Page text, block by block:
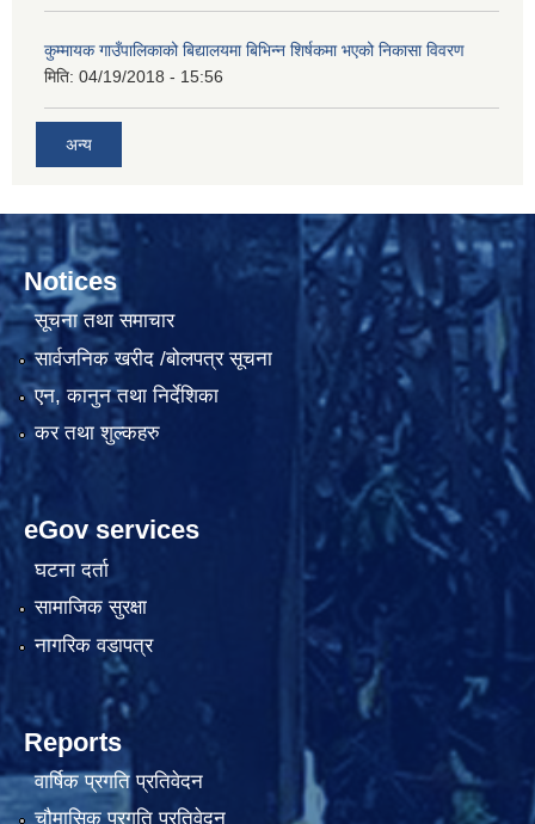
कुम्मायक गाउँपालिकाको बिद्यालयमा बिभिन्न शिर्षकमा भएको निकासा विवरण
मिति: 04/19/2018 - 15:56
अन्य
Notices
सूचना तथा समाचार
सार्वजनिक खरीद /बोलपत्र सूचना
एन, कानुन तथा निर्देशिका
कर तथा शुल्कहरु
eGov services
घटना दर्ता
सामाजिक सुरक्षा
नागरिक वडापत्र
Reports
वार्षिक प्रगति प्रतिवेदन
चौमासिक प्रगति प्रतिवेदन